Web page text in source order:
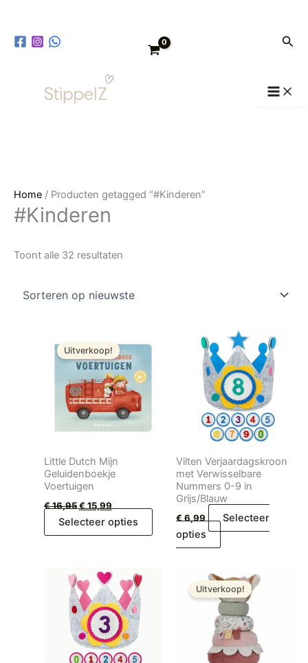
Home / Producten getagged “#Kinderen”
#Kinderen
Toont alle 32 resultaten
nieuwste
Uitverkoop!
Little Dutch Mijn
Geluidenboekje
Voertuigen
€16,95
prijs
was:
€ 16,95.
€15,99
prijs
is:
€ 15,99.
Selecteer opties
Vilten Verjaardagskroon
met Verwisselbare
Nummers 0-9 in
Grijs/Blauw
€6,99
Selecteer
opties
Uitverkoop!
Oorspronkelijke
prijs
was:
€ 19,99.
Huidige
prijs
is:
€ 15,99.